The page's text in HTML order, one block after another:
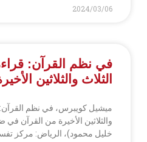
2024/03/06
في نظم القرآن:
الثلاث والثلاثين
ميشيل كويبرس، في نظم
والثلاثين الأخيرة من القرآن في
خليل محمود)، الرياض: مركز تفسير،